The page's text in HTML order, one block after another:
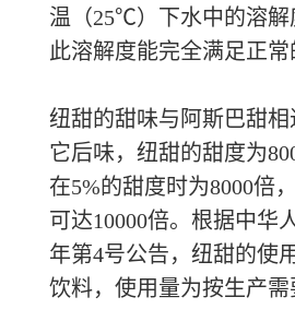
温（25℃）下水中的溶解
此溶解度能完全满足正常
纽甜的甜味与阿斯巴甜
它后味，纽甜的甜度为
在5%的甜度时为8000倍
可达10000倍。根据中华
年第4号公告，纽甜的使
饮料，使用量为按生产